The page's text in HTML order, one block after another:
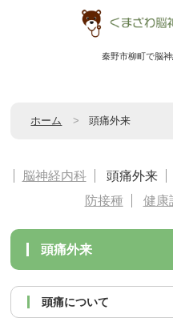
秦野市柳町で脳
ホーム 頭痛外来
脳神経内科 頭痛外来
防接種
健康
頭痛外来
頭痛について